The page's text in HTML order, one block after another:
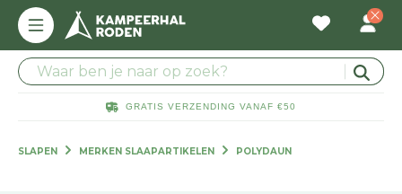
GRATIS VERZENDING VANAF €50
SLAPEN MERKEN SLAAPARTIKELEN POLYDAUN